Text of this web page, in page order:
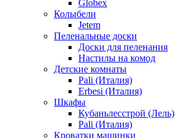
Globex
Колыбели
Jetem
Пеленальные доски
Доски для пеленания
Настилы на комод
Детские комнаты
Pali (Италия)
Erbesi (Италия)
Шкафы
Кубаньлесстрой (Лель)
Pali (Италия)
Кроватки машинки